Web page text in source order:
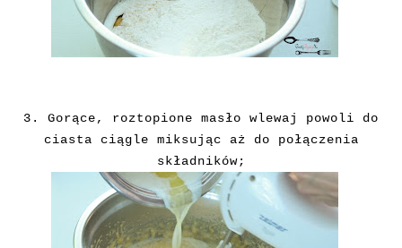
3. Gorące, roztopione masło wlewaj powoli do
ciasta ciągle miksując aż do połączenia
składników;